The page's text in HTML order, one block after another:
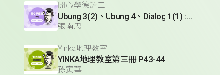
開心學德語二
Ubung 3(2)、Ubung 4、Dialog 1(1) :Glossar
張南思
Yinka地理教室
YINKA地理教室第三冊 P43-44
孫寅華